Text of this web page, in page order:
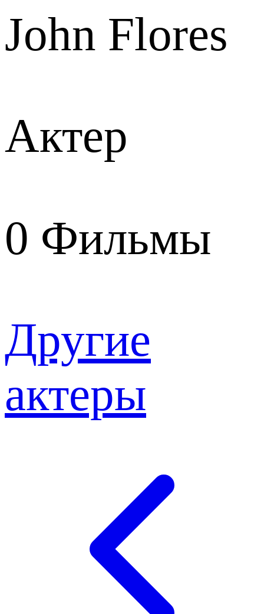
John Flores
Актер
0 Фильмы
Другие
актеры